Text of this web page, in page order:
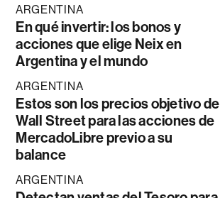
ARGENTINA
En qué invertir: los bonos y
acciones que elige Neix en
Argentina y el mundo
ARGENTINA
Estos son los precios objetivo de
Wall Street para las acciones de
MercadoLibre previo a su
balance
ARGENTINA